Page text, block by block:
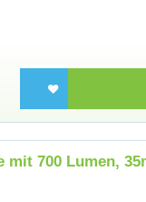
mit 700 Lumen,